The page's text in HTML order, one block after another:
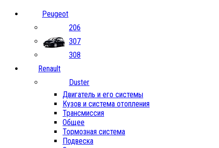
Peugeot
206
307
308
Renault
Duster
Двигатель и его системы
Кузов и система отопления
Трансмиссия
Общее
Тормозная система
Подвеска